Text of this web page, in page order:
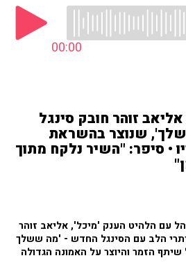
00:00
זוהר חובק סינגל
שנוצר בהשראת
• סיפר: "השיר נלקח מתוך
עם הלהיט הענק 'מיכל', אליאב זוהר
הלב עם הסינגל החדש - 'מה ששלך
הזמר והיוצר על האמונה הגדולה